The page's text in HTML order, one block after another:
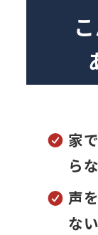
家
ら
声
ない